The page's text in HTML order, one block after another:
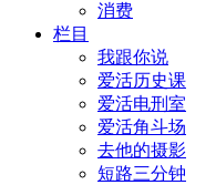
消费
栏目
我跟你说
爱活历史课
爱活电刑室
爱活角斗场
去他的摄影
短路三分钟